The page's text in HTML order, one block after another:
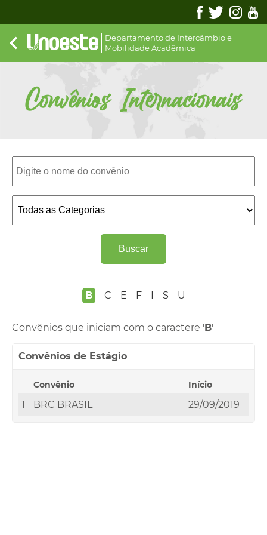
Departamento de Intercâmbio e
Mobilidade Acadêmica
Convênios Internacionais
Buscar
B C E F I S U
Convênios que iniciam com o caractere 'B'
Convênios de Estágio
Convênio Início
1 BRC BRASIL 29/09/2019